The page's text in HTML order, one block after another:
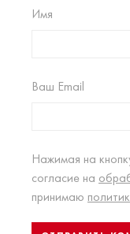
Имя
Ваш Email
Нажимая на
согласие на
принимаю